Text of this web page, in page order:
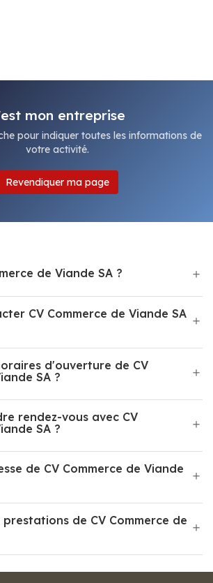
mon entreprise
pour indiquer toutes les informations de
votre activité.
Revendiquer ma page
de Viande SA ?
CV Commerce de Viande SA
d'ouverture de CV
SA ?
rendez-vous avec CV
SA ?
de CV Commerce de Viande
prestations de CV Commerce de